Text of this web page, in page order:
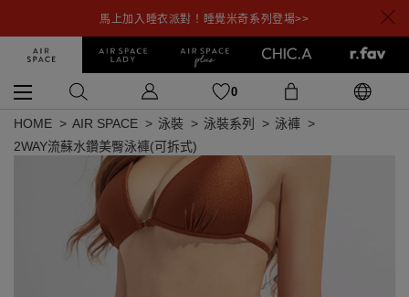
馬上加入睡衣派對！睡覺米奇系列登場>>
0
HOME AIR SPACE 泳裝 泳裝系列
泳褲
2WAY流蘇水鑽美臀泳褲(可拆式)